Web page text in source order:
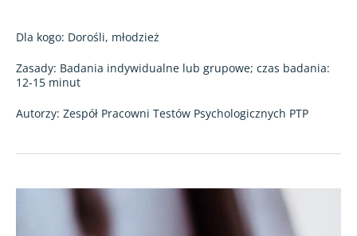
Dla kogo: Dorośli, młodzież
Zasady: Badania indywidualne lub grupowe; czas badania:
12-15 minut
Autorzy: Zespół Pracowni Testów Psychologicznych PTP